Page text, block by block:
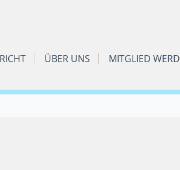
ÜBER UNS MITGLIED